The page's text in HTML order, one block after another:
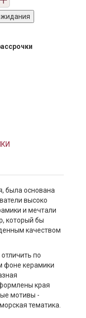
была основана
высоко
и мечтали
который бы
качеством
по
фоне керамики
края
мотивы -
тематика.